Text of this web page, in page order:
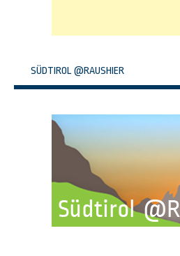
SÜDTIROL @RAUSHIER